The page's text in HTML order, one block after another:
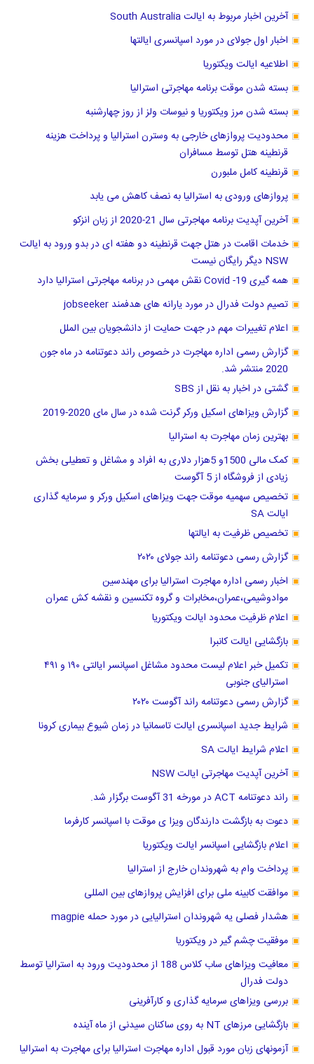
آخرین اخبار مربوط به ایالت South Australia
اخبار اول جولای در مورد اسپانسری ایالتها
اطلاعیه ایالت ویکتوریا
بسته شدن موقت برنامه مهاجرتی استرالیا
بسته شدن مرز ویکتوریا و نیوسات ولز از روز چهارشنبه
محدودیت پروازهای خارجی به وسترن استرالیا و پرداخت هزینه
قرنطینه هتل توسط مسافران
قرنطینه کامل ملبورن
پروازهای ورودی به استرالیا به نصف کاهش می یابد
آخرین آپدیت برنامه مهاجرتی سال 21-2020 از زبان انزکو
خدمات اقامت در هتل جهت قرنطینه دو هفته ای در بدو ورود به ایالت
NSW دیگر رایگان نیست
همه گیری Covid -19 نقش مهمی در برنامه مهاجرتی استرالیا دارد
تصیم دولت فدرال در مورد یارانه های هدفمند jobseeker
اعلام تغییرات مهم در جهت حمایت از دانشجویان بین الملل
گزارش رسمی اداره مهاجرت در خصوص راند دعوتنامه در ماه جون
2020 منتشر شد.
گشتی در اخبار به نقل از SBS
گزارش ویزاهای اسکیل ورکر گرنت شده در سال مای 2020-2019
بهترین زمان مهاجرت به استرالیا
کمک مالی 1500و 5هزار دلاری به افراد و مشاغل و تعطیلی بخش
زیادی از فروشگاه از 5 آگوست
تخصیص سهمیه موقت جهت ویزاهای اسکیل ورکر و سرمایه گذاری
ایالت SA
تخصیص ظرفیت به ایالتها
گزارش رسمی دعوتنامه راند جولای ۲۰۲۰
اخبار رسمی اداره مهاجرت استرالیا برای مهندسین
موادوشیمی،عمران،مخابرات و گروه تکنسین و نقشه کش عمران
اعلام ظرفیت محدود ایالت ویکتوریا
بازگشایی ایالت کانبرا
تکمیل خبر اعلام لیست محدود مشاغل اسپانسر ایالتی ۱۹۰ و ۴۹۱
استرالیای جنوبی
گزارش رسمی دعوتنامه راند آگوست ۲۰۲۰
شرایط جدید اسپانسری ایالت تاسمانیا در زمان شیوع بیماری کرونا
اعلام شرایط ایالت SA
آخرین آپدیت مهاجرتی ایالت NSW
راند دعوتنامه ACT در مورخه 31 آگوست برگزار شد.
دعوت به بازگشت دارندگان ویزا ی موقت با اسپانسر کارفرما
اعلام بازگشایی اسپانسر ایالت ویکتوریا
پرداخت وام به شهروندان خارج از استرالیا
موافقت کابینه ملی برای افزایش پروازهای بین المللی
هشدار فصلی یه شهروندان استرالیایی در مورد حمله magpie
موفقیت چشم گیر در ویکتوریا
معافیت ویزاهای ساب کلاس 188 از محدودیت ورود به استرالیا توسط
دولت فدرال
بررسی ویزاهای سرمایه گذاری و کارآفرینی
بازگشایی مرزهای NT به روی ساکنان سیدنی از ماه آینده
آزمونهای زبان مورد قبول اداره مهاجرت استرالیا برای مهاجرت به استرالیا